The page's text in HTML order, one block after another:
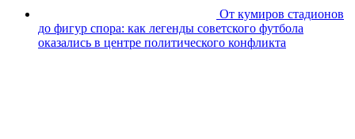
От кумиров стадионов
до фигур спора: как легенды советского футбола
оказались в центре политического конфликта